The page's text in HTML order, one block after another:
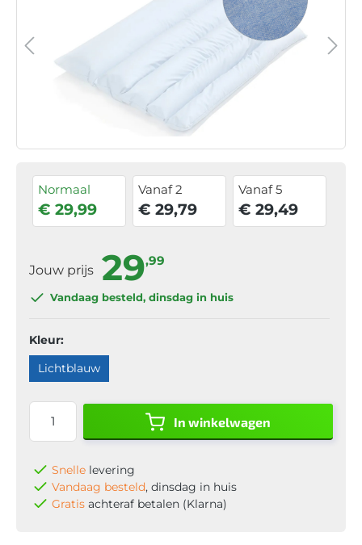
Normaal
€ 29,99
Vanaf 2
€ 29,79
Vanaf 5
€ 29,49
Jouw prijs 29,99
Vandaag besteld, dinsdag in huis
Kleur:
Lichtblauw
In winkelwagen
Snelle levering
Vandaag besteld, dinsdag in huis
Gratis achteraf betalen (Klarna)